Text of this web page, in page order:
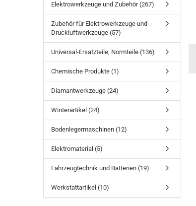
230V Elektrischer
2.580,00 EUR
Elektrowerkzeuge und Zubehör (267)
Zubehör für Elektrowerkzeuge und
Druckluftwerkzeuge (57)
Universal-Ersatzteile, Normteile (136)
Chemische Produkte (1)
Diamantwerkzeuge (24)
Winterartikel (24)
Bodenlegermaschinen (12)
Elektromaterial (5)
Fahrzeugtechnik und Batterien (19)
Werkstattartikel (10)